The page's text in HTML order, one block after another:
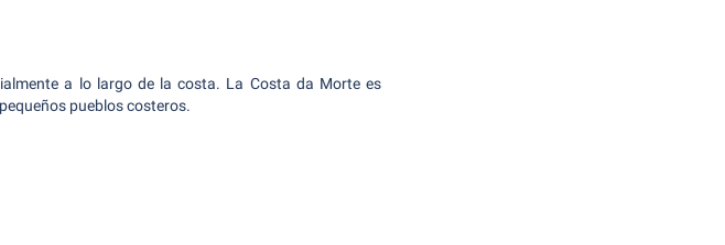
a lo largo de la costa. La Costa da Morte es
pueblos costeros.